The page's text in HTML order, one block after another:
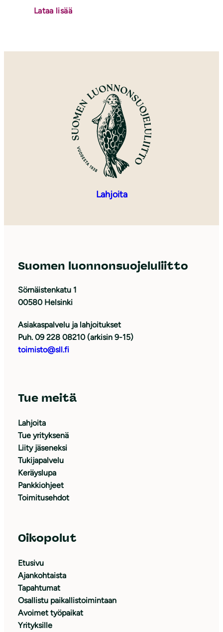
Lataa lisää
Lahjoita
Suomen luonnonsuojeluliitto
Sörnäistenkatu 1
00580 Helsinki
Asiakaspalvelu ja lahjoitukset
Puh. 09 228 08210 (arkisin 9-15)
toimisto@sll.fi
Tue meitä
Lahjoita
Tue yrityksenä
Liity jäseneksi
Tukijapalvelu
Keräyslupa
Pankkiohjeet
Toimitusehdot
Oikopolut
Etusivu
Ajankohtaista
Tapahtumat
Osallistu paikallistoimintaan
Avoimet työpaikat
Yrityksille